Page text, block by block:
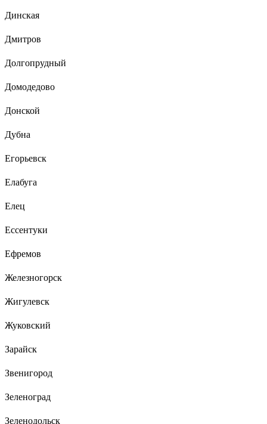
Динская
Дмитров
Долгопрудный
Домодедово
Донской
Дубна
Егорьевск
Елабуга
Елец
Ессентуки
Ефремов
Железногорск
Жигулевск
Жуковский
Зарайск
Звенигород
Зеленоград
Зеленодольск